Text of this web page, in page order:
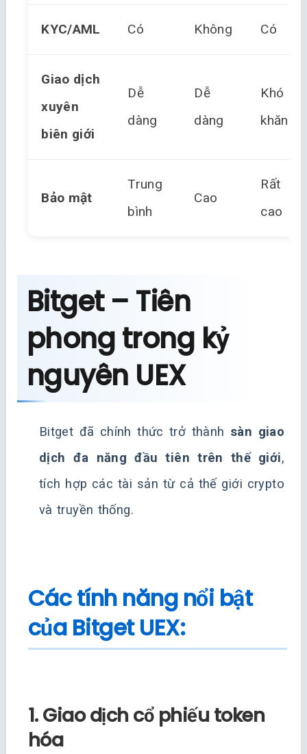
KYC/AML Có Không Có
Giao dịch
xuyên
biên giới
Dễ
dàng
Dễ
dàng
Khó
khăn
Bảo mật
Trung
bình
Cao
Rất
cao
Bitget – Tiên
phong trong kỷ
nguyên UEX
Bitget đã chính thức trở thành sàn giao
dịch đa năng đầu tiên trên thế giới,
tích hợp các tài sản từ cả thế giới crypto
và truyền thống.
Các tính năng nổi bật
của Bitget UEX:
1. Giao dịch cổ phiếu token
hóa